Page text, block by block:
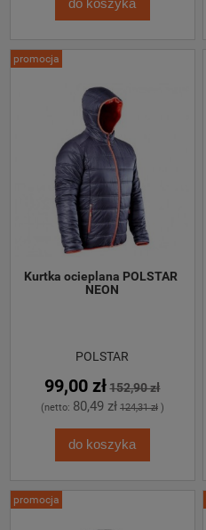
do koszyka
Kurtka ocieplana POLSTAR
NEON
POLSTAR
99,00 zł 152,90 zł
(netto: 80,49 zł 124,31 zł)
do koszyka
promocja
promocja